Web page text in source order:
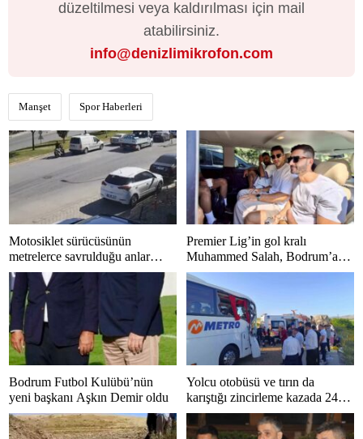
düzeltilmesi veya kaldırılması için mail
atabilirsiniz.
info@denizlimikrofon.com
Manşet Spor Haberleri
Motosiklet sürücüsünün
metrelerce savrulduğu anlar
güvenlik kamerasında
Premier Lig’in gol kralı
Muhammed Salah, Bodrum’a
hayran kaldı
Bodrum Futbol Kulübü’nün
yeni başkanı Aşkın Demir oldu
Yolcu otobüsü ve tırın da
karıştığı zincirleme kazada 24
kişi yaralandı